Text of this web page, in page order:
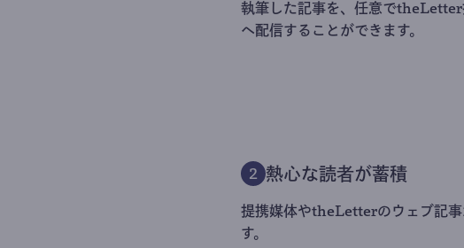
執筆した記事を、任意でtheLetter
へ配信することができます。
2 熱心な読者が蓄積
提携媒体やtheLetterのウェブ記事
す。